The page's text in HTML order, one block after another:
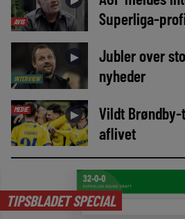
AVIS
Superliga-
INTERVIEW
►
Jubler over
nyheder
MEDIE ►
Vildt
aflivet
TIPSBLADET SPECIAL